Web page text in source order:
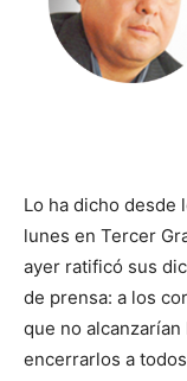
Lo ha dicho desde
lunes en Tercer
ayer ratificó sus
de prensa: a los
que no
encerrarlos a